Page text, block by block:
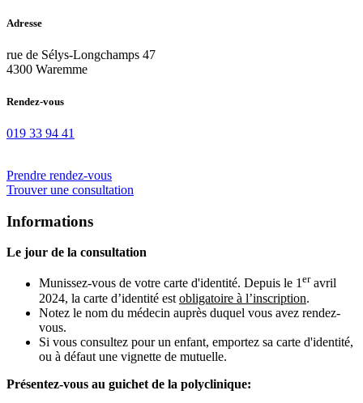
Adresse
rue de Sélys-Longchamps 47
4300 Waremme
Rendez-vous
019 33 94 41
Prendre rendez-vous
Trouver une consultation
Informations
Le jour de la consultation
Munissez-vous de votre carte d'identité. Depuis le 1eravril
2024, la carte d’identité est obligatoire à l’inscription.
Notez le nom du médecin auprès duquel vous avez rendez-
vous.
Si vous consultez pour un enfant, emportez sa carte d'identité,
ou à défaut une vignette de mutuelle.
Présentez-vous au guichet de la polyclinique: